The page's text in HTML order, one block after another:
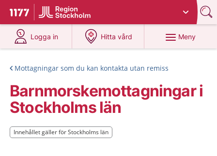
Till startsidan för 1177
Du har valt region
Logga in
på 1177.se
Hitta vård
på 1177.se
Meny
Mottagningar som du kan kontakta utan remiss
Barnmorskemottagningar i
Stockholms län
Innehållet gäller för Stockholms län
Innehållet gäller för Stockholms län